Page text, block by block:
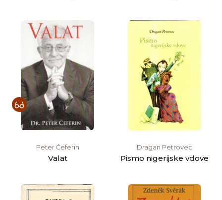
Peter Čeferin
Valat
Dragan Petrovec
Pismo nigerijske vdove